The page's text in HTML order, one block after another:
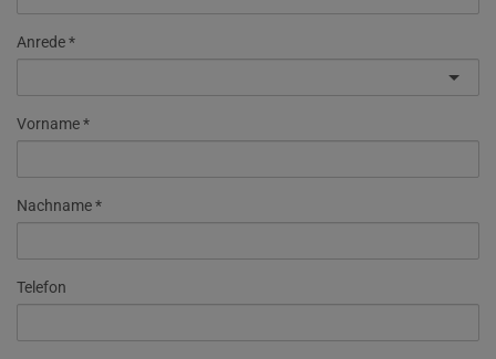
Anrede
Vorname
Nachname
Telefon